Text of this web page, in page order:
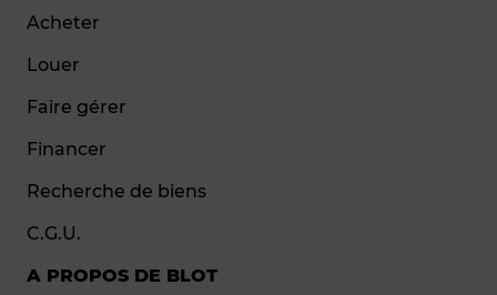
Acheter
Louer
Faire gérer
Financer
Recherche de biens
C.G.U.
A PROPOS DE BLOT